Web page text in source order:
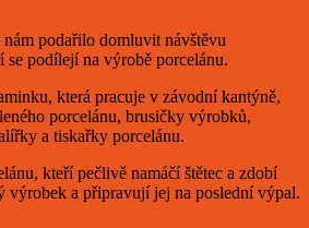
podařilo domluvit návštěvu
se podílejí na výrobě porcelánu.
která pracuje v závodní kantýně,
porcelánu, brusičky výrobků,
a tiskařky porcelánu.
kteří pečlivě namáčí štětec a zdobí
výrobek a připravují jej na poslední výpal.